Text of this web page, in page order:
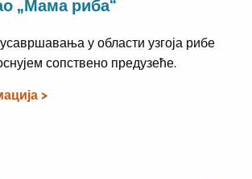
„Мама риба“
у области узгоја рибе
сопствено предузеће.
>